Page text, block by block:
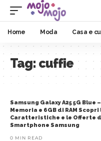
Home Moda Casa e
Tag: cuffie
Samsung Galaxy A25 5G Blue
Memoria e 6GB di RAM Scopri
Caratteristiche e le Offerte
Smartphone Samsung
0 MIN READ